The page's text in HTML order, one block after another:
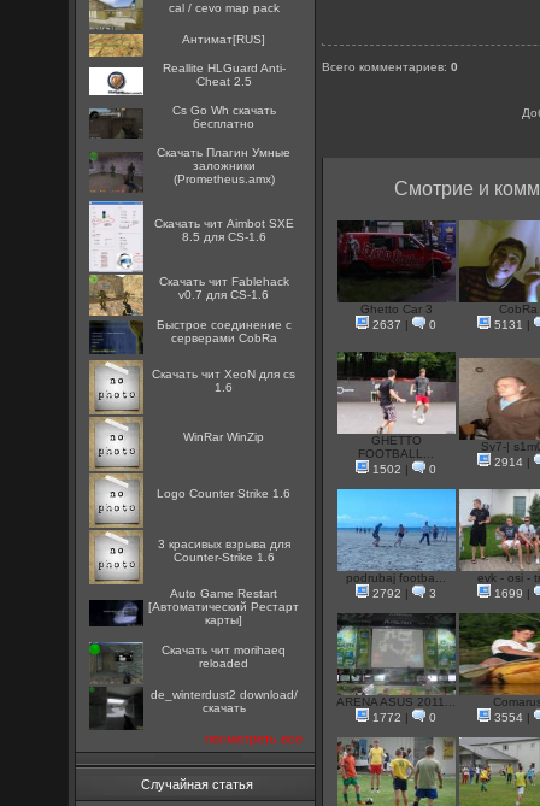
cal / cevo map pack
Антимат[RUS]
Reallite HLGuard Anti-
Cheat 2.5
Cs Go Wh скачать
бесплатно
Скачать Плагин Умные
заложники
(Prometheus.amx)
Скачать чит Aimbot SXE
8.5 для CS-1.6
Скачать чит Fablehack
v0.7 для CS-1.6
Быстрое соединение с
серверами CobRa
Скачать чит XeoN для cs
1.6
WinRar WinZip
Logo Counter Strike 1.6
3 красивых взрыва для
Counter-Strike 1.6
Auto Game Restart
[Автоматический Рестарт
карты]
Скачать чит morihaeq
reloaded
de_winterdust2 download/
скачать
посмотреть все
Случайная статья
Всего комментариев:0
Смотрие и
Ghetto Car 3
2637
| 0
CobRa
5131
|
GHETTO
FOOTBALL...
1502
| 0
Sv7-|
2914 |
podrubaj footba...
2792
| 3
evk - osi -
1699
|
ARENA ASUS 2011...
1772
| 0
3554 |